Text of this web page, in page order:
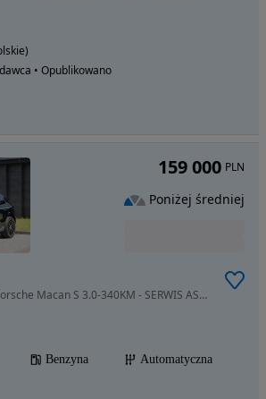
• Opublikowano
2997 cm3 • 340 KM • Porsche Macan S 3.0-340KM - SERWIS ASO -Panorama .
Benzyna
Automatyczna
159 000 PLN
Poniżej średniej